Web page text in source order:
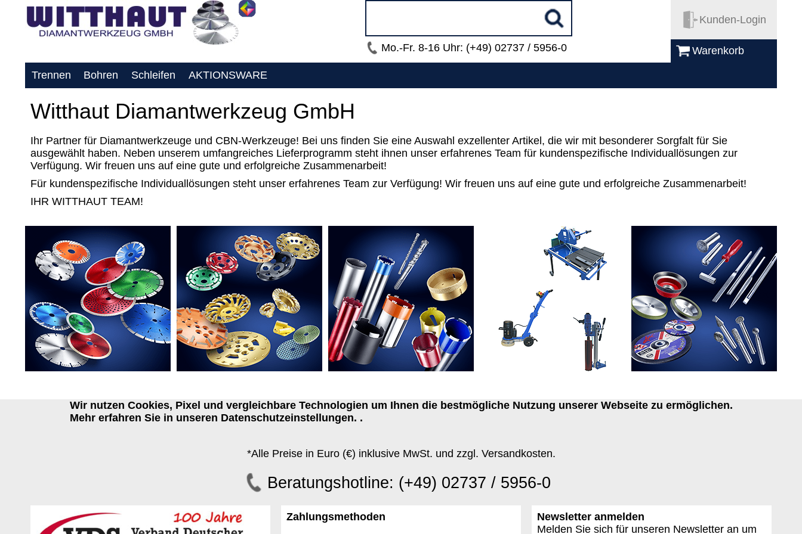
Mo.-Fr. 8-16 Uhr: (+49) 02737 / 5956-0
Kunden-Login
Warenkorb
Trennen Bohren Schleifen AKTIONSWARE
Witthaut Diamantwerkzeug GmbH
Ihr Partner für Diamantwerkzeuge und CBN-Werkzeuge! Bei uns finden Sie eine Auswahl exzellenter Artikel, die wir mit besonderer Sorgfalt für Sie
ausgewählt haben. Neben unserem umfangreiches Lieferprogramm steht ihnen unser erfahrenes Team für kundenspezifische Individuallösungen zur
Verfügung. Wir freuen uns auf eine gute und erfolgreiche Zusammenarbeit!
Für kundenspezifische Individuallösungen steht unser erfahrenes Team zur Verfügung! Wir freuen uns auf eine gute und erfolgreiche Zusammenarbeit!
IHR WITTHAUT TEAM!
Wir nutzen Cookies, Pixel und vergleichbare Technologien um Ihnen die bestmögliche Nutzung unserer Webseite zu ermöglichen.
Mehr erfahren Sie in unseren Datenschutzeinstellungen. .
*Alle Preise in Euro (€) inklusive MwSt. und zzgl. Versandkosten.
Beratungshotline: (+49) 02737 / 5956-0
Zahlungsmethoden
Newsletter anmelden
Melden Sie sich für unseren Newsletter an um